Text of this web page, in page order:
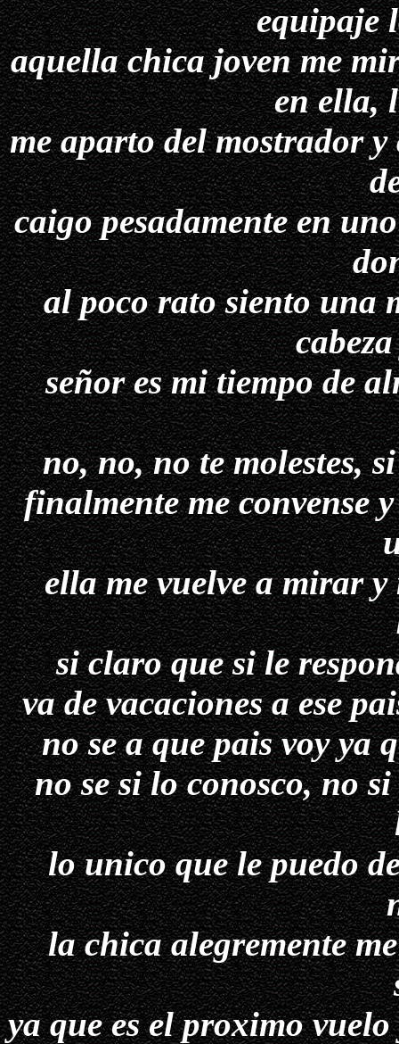
equipaje
aquella chica joven me
en ella,
me aparto del mostrador
caigo pesadamente en
al poco rato siento una
señor es mi tiempo de
no, no, no te molestes,
finalmente me convense
ella me vuelve a mirar y
si claro que si le
va de vacaciones a ese
no se a que pais voy ya
no se si lo conosco, no
lo unico que le puedo
la chica alegremente
ya que es el proximo